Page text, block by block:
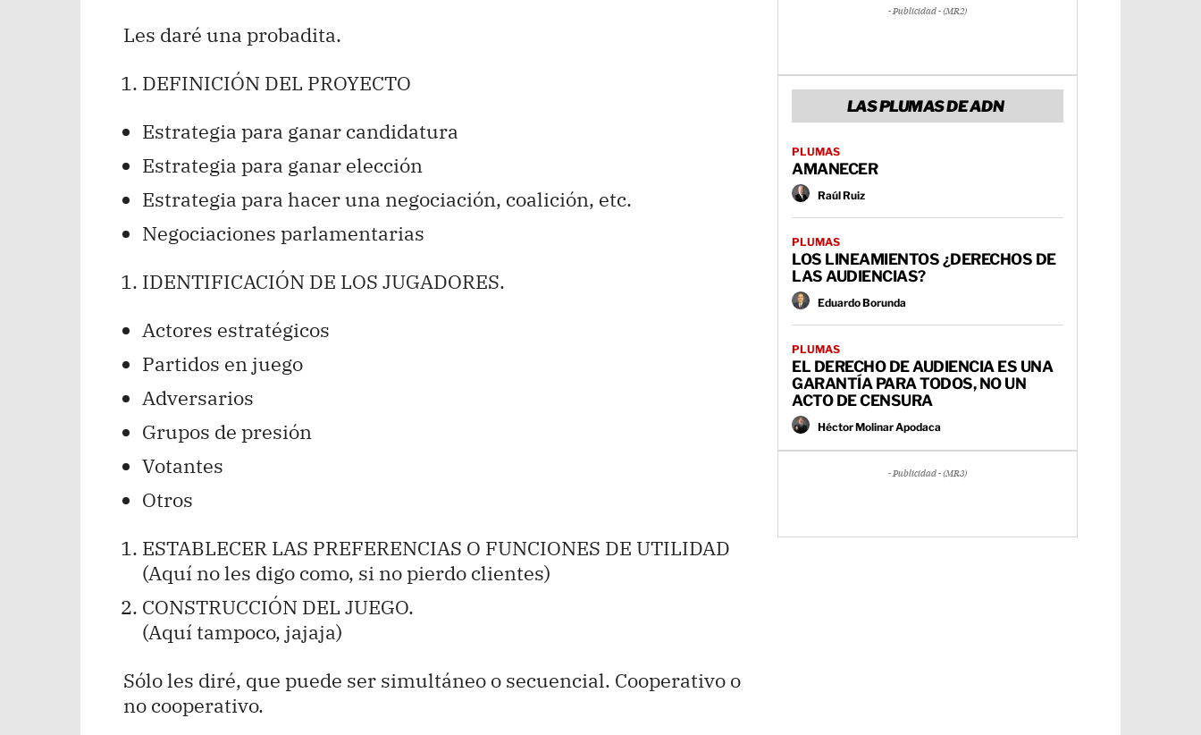
Les daré una probadita.
DEFINICIÓN DEL PROYECTO
Estrategia para ganar candidatura
Estrategia para ganar elección
Estrategia para hacer una negociación, coalición, etc.
Negociaciones parlamentarias
IDENTIFICACIÓN DE LOS JUGADORES.
Actores estratégicos
Partidos en juego
Adversarios
Grupos de presión
Votantes
Otros
ESTABLECER LAS PREFERENCIAS O FUNCIONES DE UTILIDAD
(Aquí no les digo como, si no pierdo clientes)
CONSTRUCCIÓN DEL JUEGO.
(Aquí tampoco, jajaja)
Sólo les diré, que puede ser simultáneo o secuencial. Cooperativo o
no cooperativo.
- Publicidad - (MR2)
LAS PLUMAS DE ADN
PLUMAS
AMANECER
Raúl Ruiz
PLUMAS
LOS LINEAMIENTOS ¿DERECHOS DE
LAS AUDIENCIAS?
Eduardo Borunda
PLUMAS
EL DERECHO DE AUDIENCIA ES UNA
GARANTÍA PARA TODOS, NO UN
ACTO DE CENSURA
Héctor Molinar Apodaca
- Publicidad - (MR3)